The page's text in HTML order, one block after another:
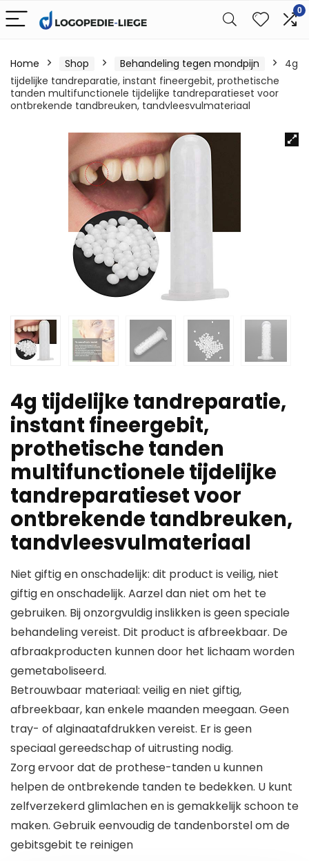
0
Home Shop Behandeling tegen mondpijn
4g
tijdelijke tandreparatie, instant fineergebit, prothetische
tanden multifunctionele tijdelijke tandreparatieset voor
ontbrekende tandbreuken, tandvleesvulmateriaal
4g tijdelijke tandreparatie,
instant fineergebit,
prothetische tanden
multifunctionele tijdelijke
tandreparatieset voor
ontbrekende tandbreuken,
tandvleesvulmateriaal
Niet giftig en onschadelijk: dit product is veilig, niet
giftig en onschadelijk. Aarzel dan niet om het te
gebruiken. Bij onzorgvuldig inslikken is geen speciale
behandeling vereist. Dit product is afbreekbaar. De
afbraakproducten kunnen door het lichaam worden
gemetaboliseerd.
Betrouwbaar materiaal: veilig en niet giftig,
afbreekbaar, kan enkele maanden meegaan. Geen
tray- of alginaatafdrukken vereist. Er is geen
speciaal gereedschap of uitrusting nodig.
Zorg ervoor dat de prothese-tanden u kunnen
helpen de ontbrekende tanden te bedekken. U kunt
zelfverzekerd glimlachen en is gemakkelijk schoon te
maken. Gebruik eenvoudig de tandenborstel om de
gebitsgebit te reinigen